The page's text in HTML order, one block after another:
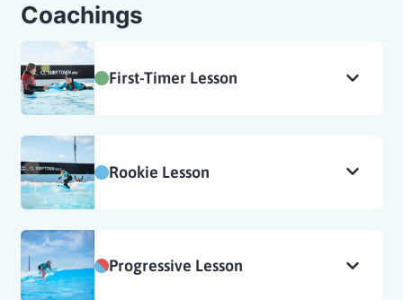
Coachings
First-Timer Lesson
Rookie Lesson
Progressive Lesson